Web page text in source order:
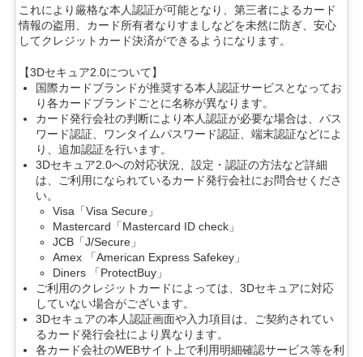
これにより厳格な本人認証が可能となり、第三者によるカード
情報の盗用、 カード所有者なりすましなどを未然に防ぎ、安心
してクレジットカード決済ができるようになります。
【3Dセキュア2.0について】
国際カードブランドが推奨する本人認証サービスとなってお
り各カードブランドごとに名称が異なります。
カード発行会社の判断により本人認証が必要な場合は、パス
ワード認証、ワンタイムパスワード認証、端末認証などによ
り、追加認証を行います。
3Dセキュア2.0への対応状況、設定・認証の方法など詳細
は、ご利用になられているカード発行会社にお問合せくださ
い。
Visa「Visa Secure」
Mastercard「Mastercard ID check」
JCB「J/Secure」
Amex 「American Express Safekey」
Diners 「ProtectBuy」
ご利用のクレジットカードによっては、3Dセキュアに対応
していない場合がございます。
3Dセキュアの本人認証画面や入力項目は、ご契約されてい
るカード発行会社により異なります。
各カード会社のWEBサイト上で利用明細確認サービス等を利